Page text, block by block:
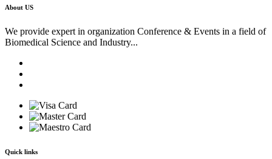
About US
We provide expert in organization Conference & Events in a field of
Biomedical Science and Industry...
Quick links